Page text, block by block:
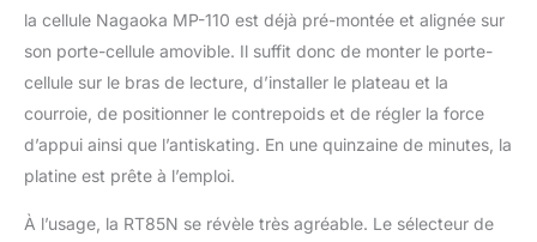
la cellule Nagaoka MP-110 est déjà pré-montée et alignée sur
son porte-cellule amovible. Il suffit donc de monter le porte-
cellule sur le bras de lecture, d’installer le plateau et la
courroie, de positionner le contrepoids et de régler la force
d’appui ainsi que l’antiskating. En une quinzaine de minutes, la
platine est prête à l’emploi.
À l’usage, la RT85N se révèle très agréable. Le sélecteur de